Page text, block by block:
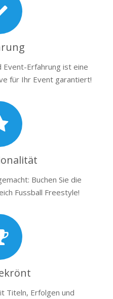
Event-Erfahrung ist eine
für Ihr Event garantiert!
Buchen Sie die
Fussball Freestyle!
Titeln, Erfolgen und